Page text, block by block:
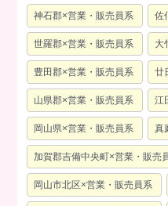
神石郡×営業・販売員系 佐
世羅郡×営業・販売員系 大
豊田郡×営業・販売員系 廿
山県郡×営業・販売員系 江
岡山県×営業・販売員系 真
加賀郡吉備中央町×営業・販売
岡山市北区×営業・販売員系